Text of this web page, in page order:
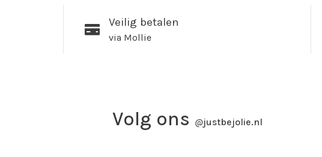
Veilig betalen
via Mollie
Volg ons @justbejolie.nl